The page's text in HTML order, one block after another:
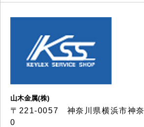
山木金属(株)
〒221-0057 神奈川県横浜市神
0